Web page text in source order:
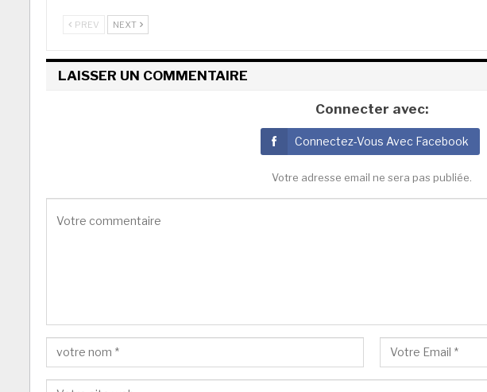
PREV NEXT
LAISSER UN COMMENTAIRE
Connecter avec:
Connectez-Vous Avec Facebook
Votre adresse email ne sera pas publiée.